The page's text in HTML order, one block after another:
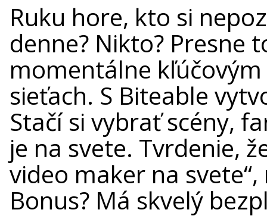
Ruku hore, kto si
denne? Nikto? Presne
momentálne
sieťach. S Biteable
Stačí si vybrať scény,
je na svete. Tvrdenie,
video maker na
Bonus? Má skvelý